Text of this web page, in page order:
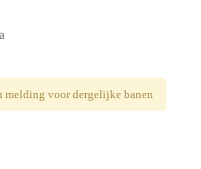
melding voor dergelijke banen